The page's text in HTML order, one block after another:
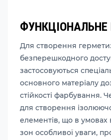
Для створення
безперешкодного
застосовуються
основного матеріалу
стійкості фарбування.
для створення
елементів, що в
зон особливої ​​уваги,